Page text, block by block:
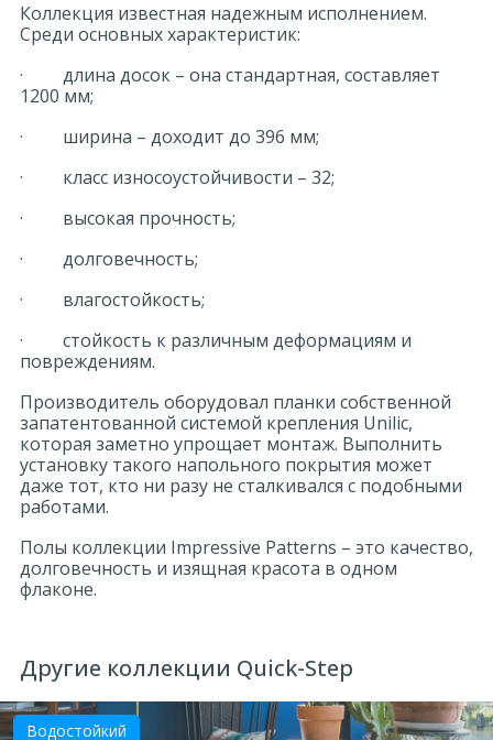
Коллекция известная надежным исполнением.
Среди основных характеристик:
· длина досок – она стандартная, составляет
1200 мм;
· ширина – доходит до 396 мм;
· класс износоустойчивости – 32;
· высокая прочность;
· долговечность;
· влагостойкость;
· стойкость к различным деформациям и
повреждениям.
Производитель оборудовал планки собственной
запатентованной системой крепления Unilic,
которая заметно упрощает монтаж. Выполнить
установку такого напольного покрытия может
даже тот, кто ни разу не сталкивался с подобными
работами.
Полы коллекции Impressive Patterns – это качество,
долговечность и изящная красота в одном
флаконе.
Другие коллекции Quick-Step
Водостойкий